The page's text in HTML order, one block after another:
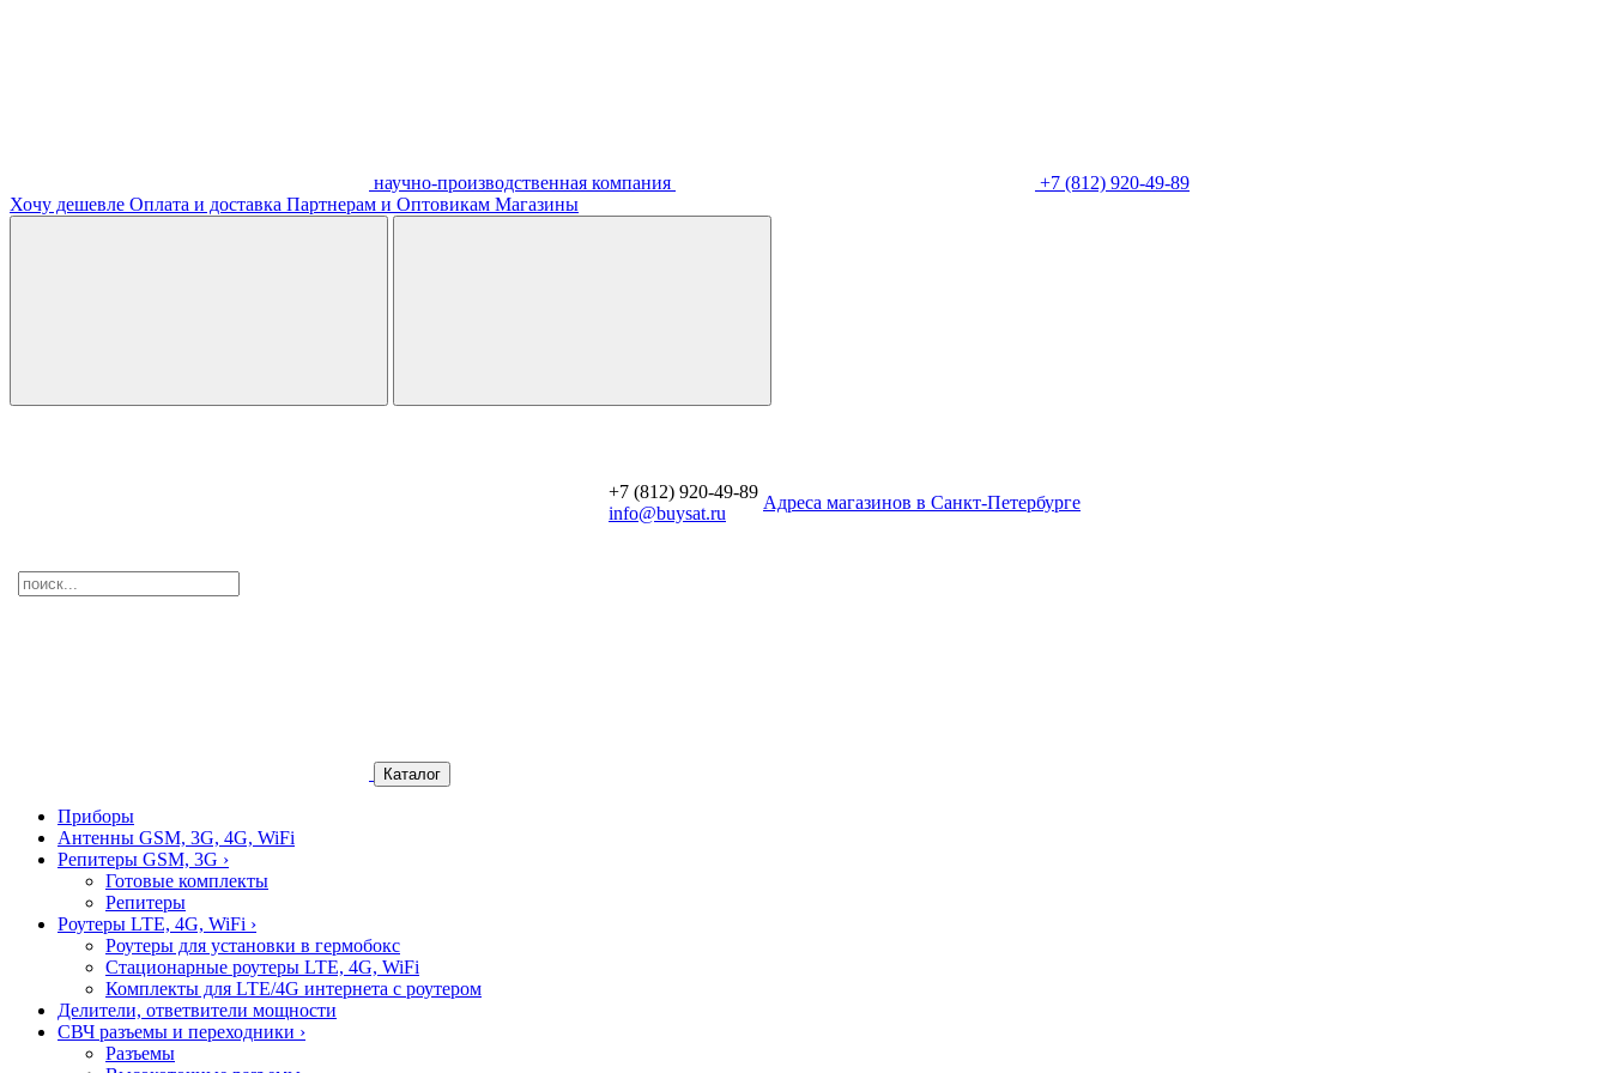
научно-производственная компания
+7 (812) 920-49-89
Хочу дешевле Оплата и доставка Партнерам и Оптовикам Магазины
+7 (812) 920-49-89
info@buysat.ru
Aдреса магазинов в Санкт-Петербурге
Каталог
Приборы
Антенны GSM, 3G, 4G, WiFi
Репитеры GSM, 3G ›
Готовые комплекты
Репитеры
Роутеры LTE, 4G, WiFi ›
Роутеры для установки в гермобокс
Стационарные роутеры LTE, 4G, WiFi
Комплекты для LTE/4G интернета с роутером
Делители, ответвители мощности
СВЧ разъемы и переходники ›
Разъемы